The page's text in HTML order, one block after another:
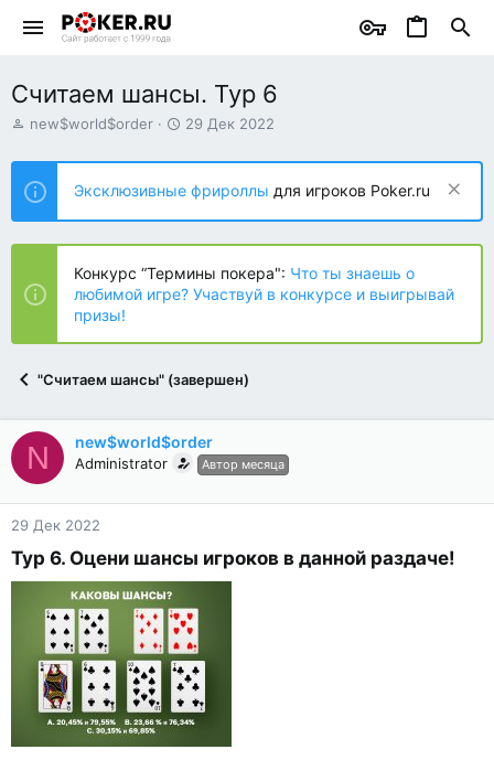
Считаем шансы. Тур 6
А
т
о
р
т
е
ы
new$world$order
Д
т
н
а
ч
л
а
29 Дек 2022
Эксклюзивные фрироллы для игроков Poker.ru
Конкурс “Термины покера": Что ты знаешь о
любимой игре? Участвуй в конкурсе и выигрывай
призы!
"Считаем шансы" (завершен)
N new$world$order
Administrator Автор месяца
29 Дек 2022
Тур 6. Оцени шансы игроков в данной раздаче!​